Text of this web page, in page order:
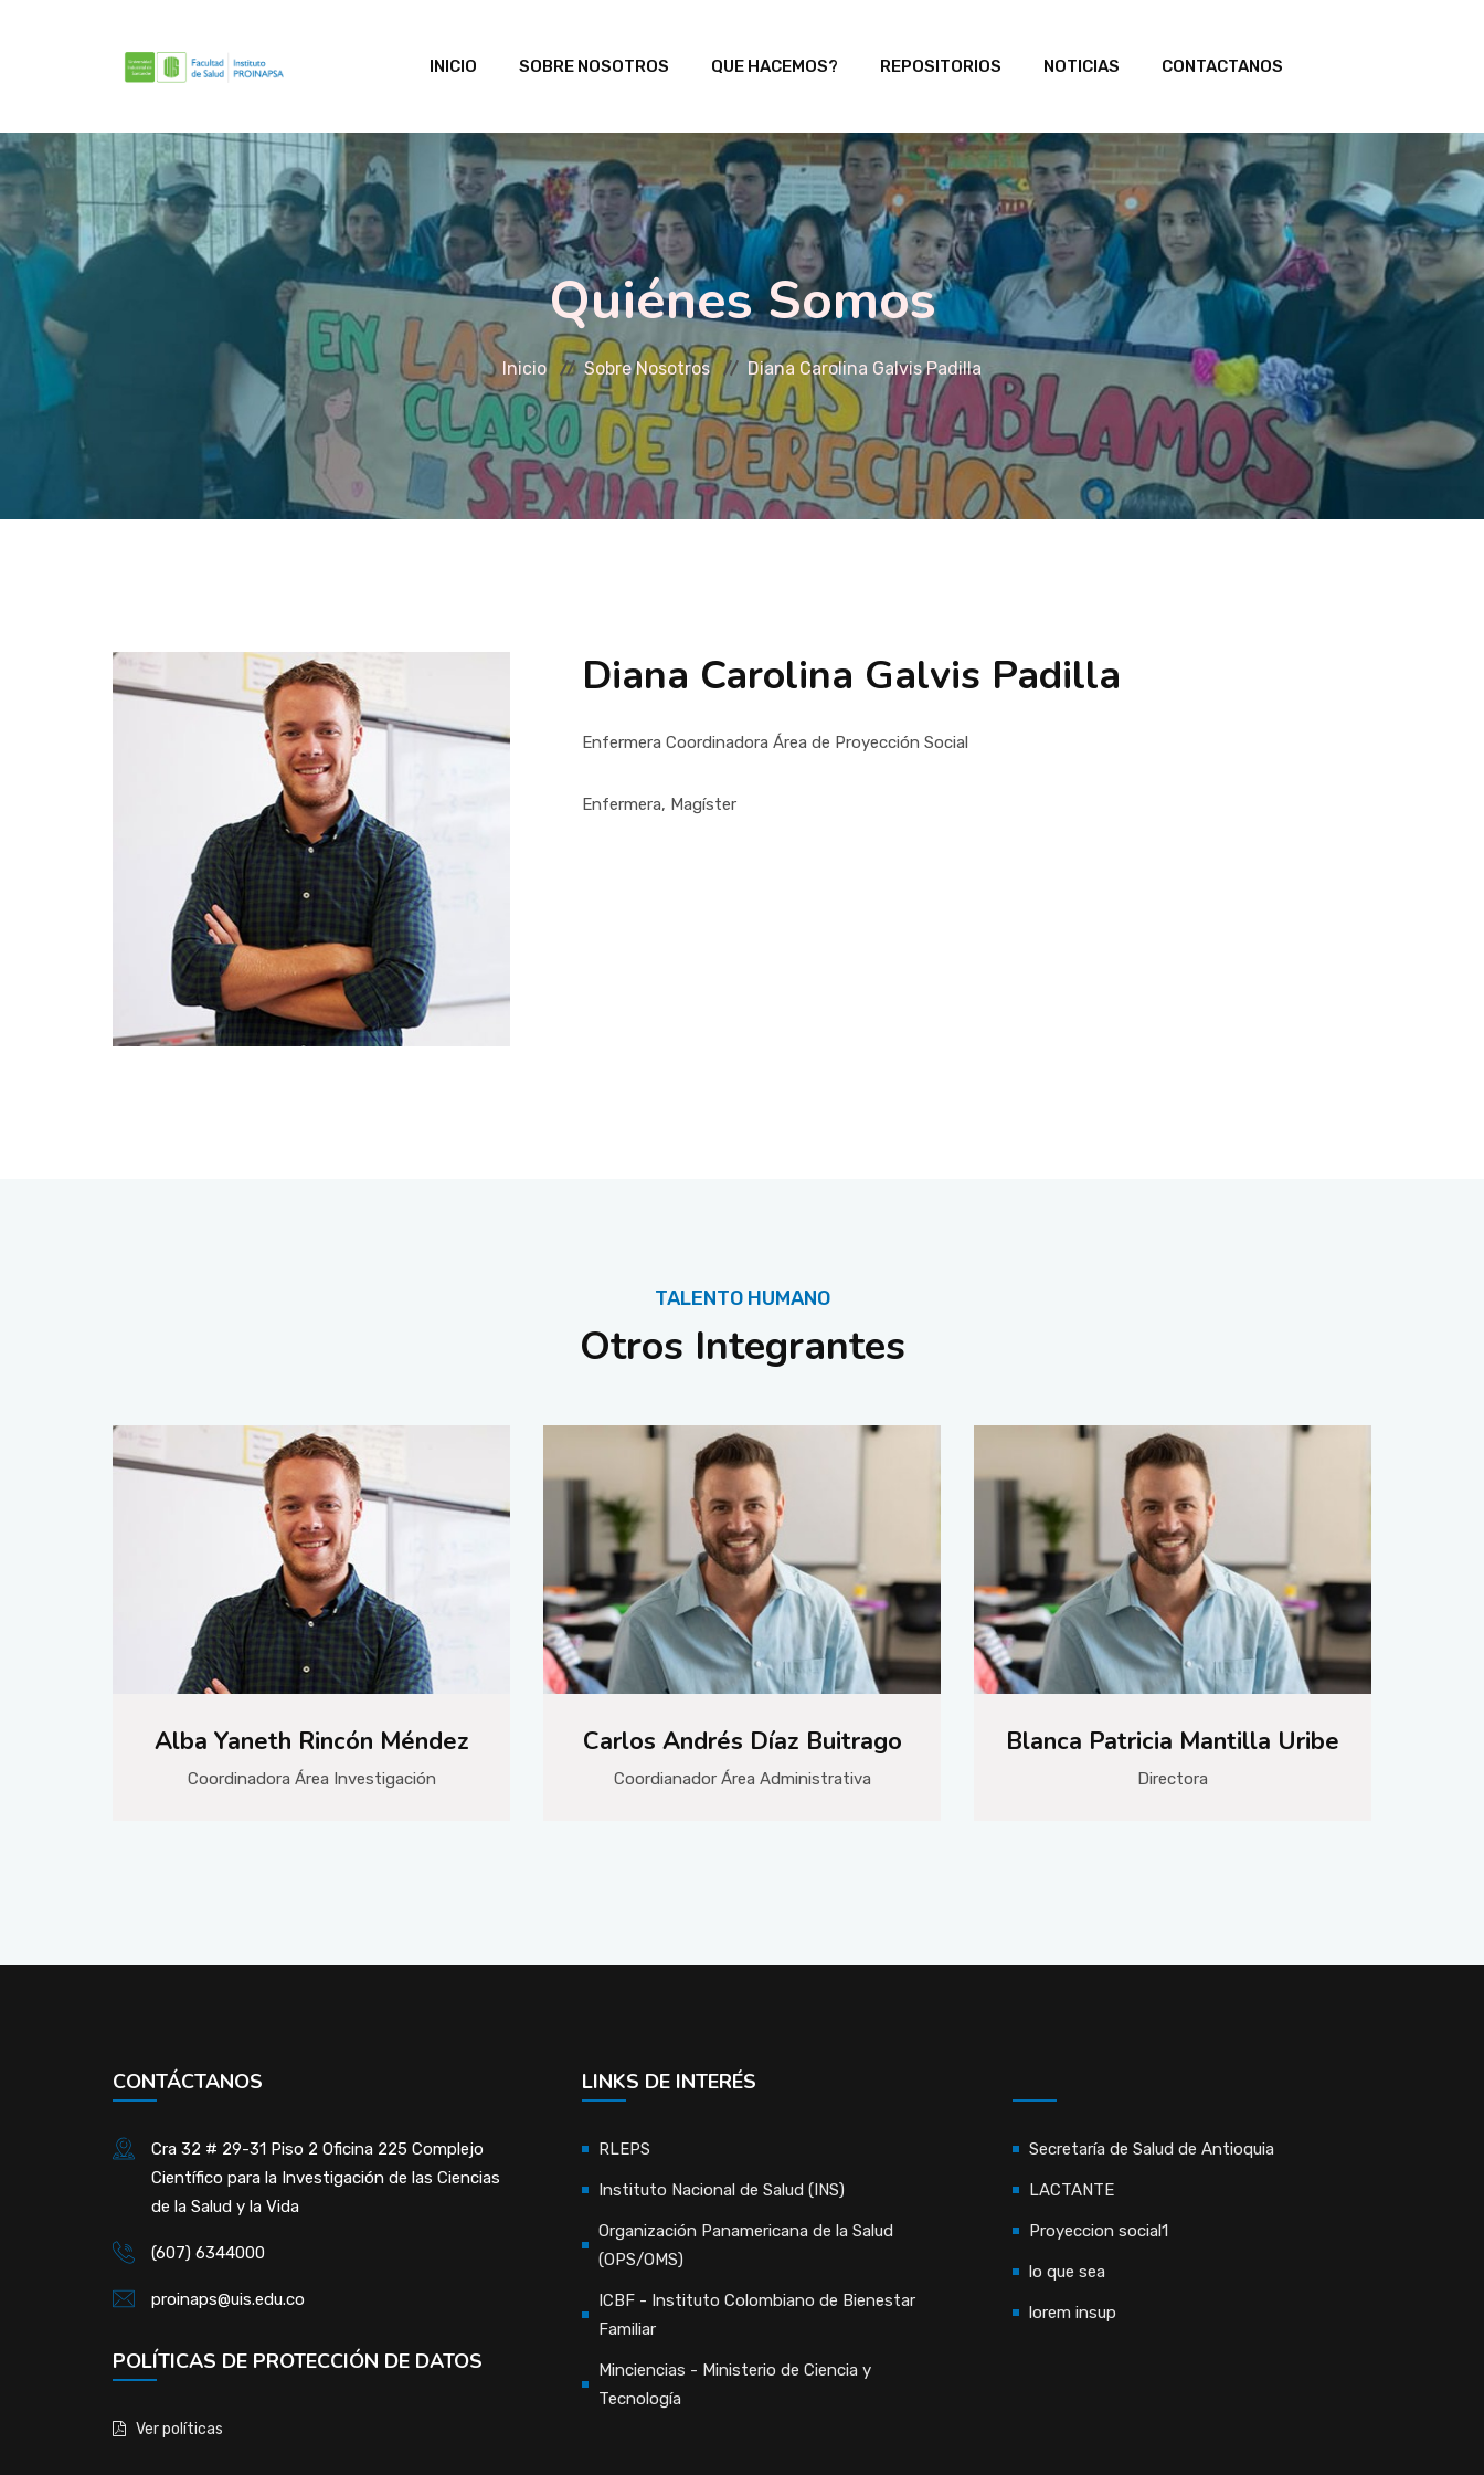
INICIO SOBRE NOSOTROS QUE HACEMOS? REPOSITORIOS NOTICIAS CONTACTANOS
Quiénes Somos
Inicio Sobre Nosotros Diana Carolina Galvis Padilla
Diana Carolina Galvis Padilla
Enfermera Coordinadora Área de Proyección Social
Enfermera, Magíster
TALENTO HUMANO
Otros Integrantes
Alba Yaneth Rincón Méndez
Coordinadora Área Investigación
Carlos Andrés Díaz Buitrago
Coordianador Área Administrativa
Blanca Patricia Mantilla Uribe
Directora
CONTÁCTANOS
Cra 32 # 29-31 Piso 2 Oficina 225 Complejo
Científico para la Investigación de las Ciencias
de la Salud y la Vida
(607) 6344000
proinaps@uis.edu.co
POLÍTICAS DE PROTECCIÓN DE DATOS
Ver políticas
LINKS DE INTERÉS
RLEPS
Instituto Nacional de Salud (INS)
Organización Panamericana de la Salud
(OPS/OMS)
ICBF - Instituto Colombiano de Bienestar
Familiar
Minciencias - Ministerio de Ciencia y
Tecnología
Secretaría de Salud de Antioquia
LACTANTE
Proyeccion social1
lo que sea
lorem insup